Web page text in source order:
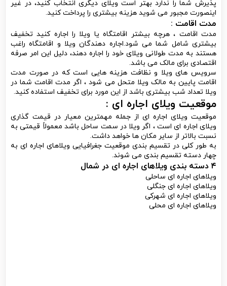
پذیرش شما را ندارد بهتر است ویلای دیگری انتخاب کنید، در غیر
اینصورت مجبور می شوید هزینه بیشتری را پرداخت کنید.
مدت اقامت :
مدت اقامت ، هرچه بیشتر اقامتگاه یا ویلا را اجاره کنید تخفیف
بیشتری شامل شما می شود.اجاره دهندگان ویلا و اقامتگاه راغب
هستند به مدت طولانی ویلای خود را اجاره دهند، دلیل این امر صرفه
اقتصادی برای مالک می باشد.
سرویس های ویلا و نظافت هزینه هایی است که در صورت مدت
اقامت پایین به مالک ویلا متحل می شود ، اگر مدت اقامت شما در
ویلا تعداد شب بیشتری باشد از این مورد برای تخفیف استفاده کنید.
موقعیت ویلای اجاره ای :
موقعیت ویلای اجاره ای از جمله مهمترین معیار در قیمت گذاری
ویلای اجاره ای است ، اگر ویلا در سمت ساحل باشد معمولاً قیمتی به
نسبت بالاتر از سایر مکان ها خواهد داشت.
به طور کلی در تقسیم بندی موقعیت جغرافیایی ویلاهای اجاره ای به
چهار دسته تقسیم بندی می شوند.
۴ دسته بندی ویلاهای اجاره ای در شمال
ویلاهای اجاره ای ساحلی
ویلاهای اجاره ای جنگلی
ویلاهای اجاره ای شهرکی
ویلاهای اجاره ای محلی